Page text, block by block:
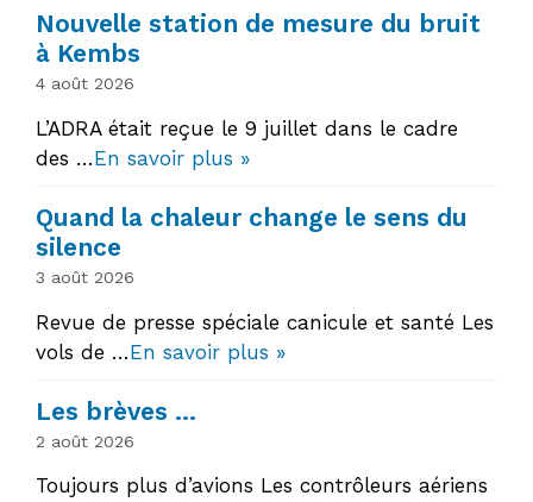
Nouvelle station de mesure du bruit
à Kembs
4 août 2026
L’ADRA était reçue le 9 juillet dans le cadre
des …En savoir plus »
Quand la chaleur change le sens du
silence
3 août 2026
Revue de presse spéciale canicule et santé Les
vols de …En savoir plus »
Les brèves …
2 août 2026
Toujours plus d’avions Les contrôleurs aériens